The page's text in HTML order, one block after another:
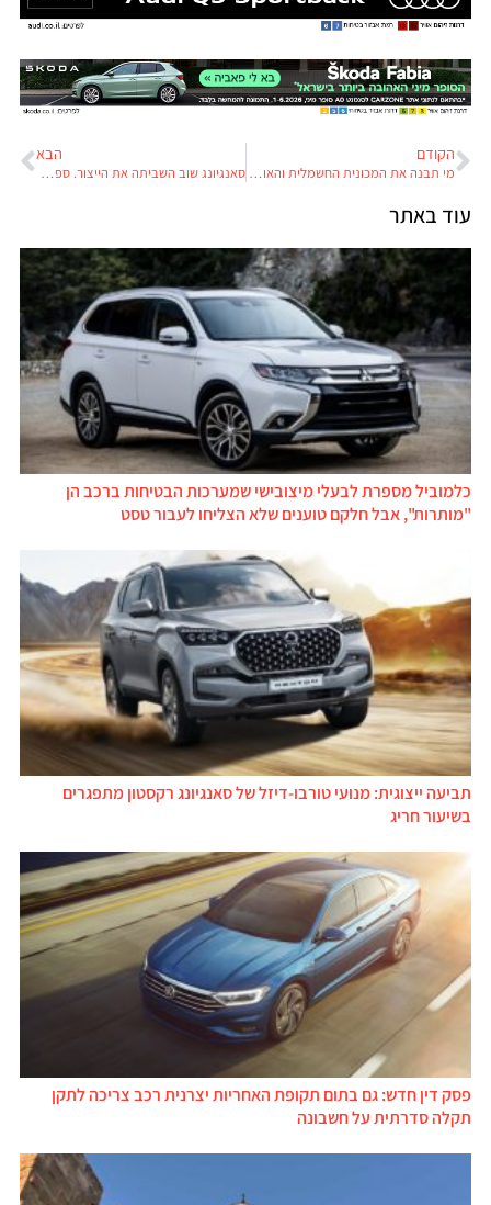
הקודם
מי תבנה את המכונית החשמלית והאוטונומית של אפל?
הבא
סאנגיונג שוב השביתה את הייצור. ספקים לא מוכנים לשלוח לה חלקים
עוד באתר
כלמוביל מספרת לבעלי מיצובישי שמערכות הבטיחות ברכב הן
"מותרות", אבל חלקם טוענים שלא הצליחו לעבור טסט
תביעה ייצוגית: מנועי טורבו-דיזל של סאנגיונג רקסטון מתפגרים
בשיעור חריג
פסק דין חדש: גם בתום תקופת האחריות יצרנית רכב צריכה לתקן
תקלה סדרתית על חשבונה